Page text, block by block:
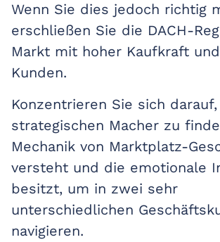
Wenn Sie dies jedoch richtig
erschließen Sie die DACH-
Markt mit hoher Kaufkraft
Kunden.
Konzentrieren Sie sich
strategischen Macher zu
Mechanik von Marktplatz-
versteht und die emotionale
besitzt, um in zwei sehr
unterschiedlichen
navigieren.